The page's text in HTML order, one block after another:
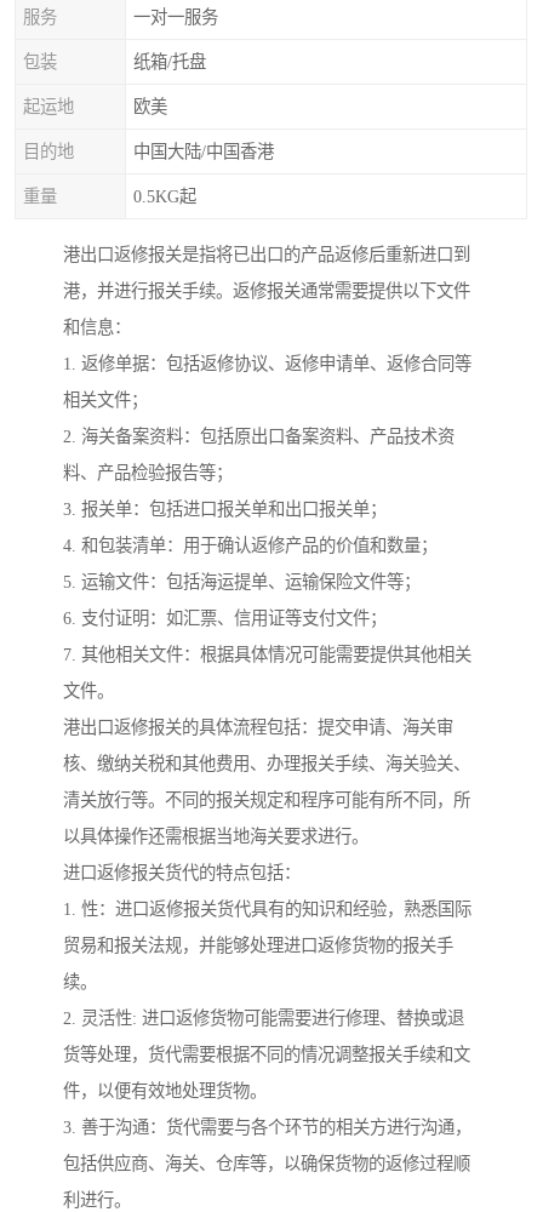
服务 一对一服务
包装 纸箱/托盘
起运地 欧美
目的地 中国大陆/中国香港
重量 0.5KG起
港出口返修报关是指将已出口的产品返修后重新进口到
港，并进行报关手续。返修报关通常需要提供以下文件
和信息：
1. 返修单据：包括返修协议、返修申请单、返修合同等
相关文件；
2. 海关备案资料：包括原出口备案资料、产品技术资
料、产品检验报告等；
3. 报关单：包括进口报关单和出口报关单；
4. 和包装清单：用于确认返修产品的价值和数量；
5. 运输文件：包括海运提单、运输保险文件等；
6. 支付证明：如汇票、信用证等支付文件；
7. 其他相关文件：根据具体情况可能需要提供其他相关
文件。
港出口返修报关的具体流程包括：提交申请、海关审
核、缴纳关税和其他费用、办理报关手续、海关验关、
清关放行等。不同的报关规定和程序可能有所不同，所
以具体操作还需根据当地海关要求进行。
进口返修报关货代的特点包括：
1. 性：进口返修报关货代具有的知识和经验，熟悉国际
贸易和报关法规，并能够处理进口返修货物的报关手
续。
2. 灵活性: 进口返修货物可能需要进行修理、替换或退
货等处理，货代需要根据不同的情况调整报关手续和文
件，以便有效地处理货物。
3. 善于沟通：货代需要与各个环节的相关方进行沟通，
包括供应商、海关、仓库等，以确保货物的返修过程顺
利进行。